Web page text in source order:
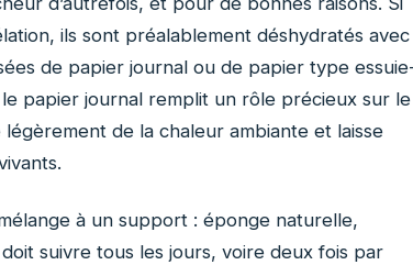
ils sont préalablement déshydratés avec
de papier journal ou de papier type
papier journal remplit un rôle précieux sur le
légèrement de la chaleur ambiante et laisse
à un support : éponge naturelle,
suivre tous les jours, voire deux fois par